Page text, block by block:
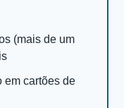
(mais de um
em cartões de